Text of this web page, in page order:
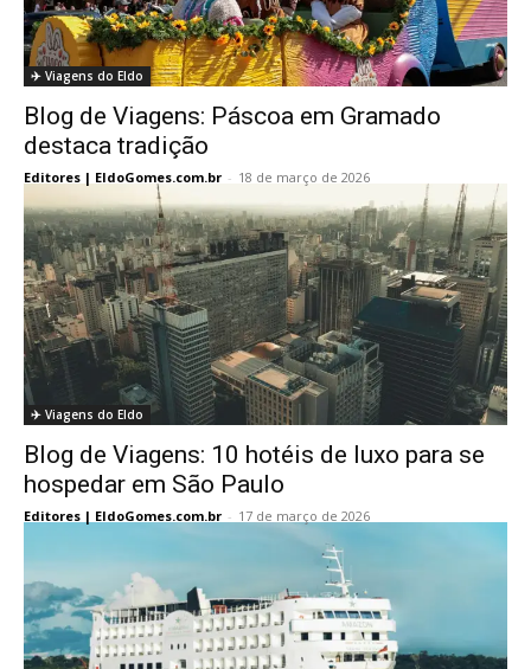
✈️ Viagens do Eldo
Blog de Viagens: Páscoa em Gramado
destaca tradição
Editores | EldoGomes.com.br - 18 de março de 2026
✈️ Viagens do Eldo
Blog de Viagens: 10 hotéis de luxo para se
hospedar em São Paulo
Editores | EldoGomes.com.br - 17 de março de 2026